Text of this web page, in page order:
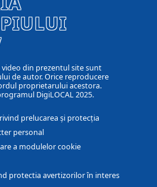
din prezentul site sunt
de autor. Orice reproducere
proprietarului acestora.
DigiLOCAL 2025.
prelucarea și protecția
personal
a modulelor cookie
protectia avertizorilor în interes